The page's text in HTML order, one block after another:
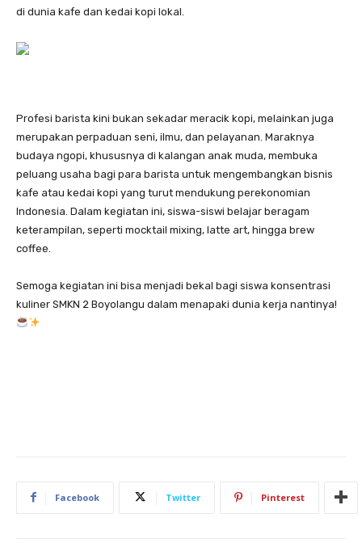
di dunia kafe dan kedai kopi lokal.
Profesi barista kini bukan sekadar meracik kopi, melainkan juga
merupakan perpaduan seni, ilmu, dan pelayanan. Maraknya
budaya ngopi, khususnya di kalangan anak muda, membuka
peluang usaha bagi para barista untuk mengembangkan bisnis
kafe atau kedai kopi yang turut mendukung perekonomian
Indonesia. Dalam kegiatan ini, siswa-siswi belajar beragam
keterampilan, seperti mocktail mixing, latte art, hingga brew
coffee.
Semoga kegiatan ini bisa menjadi bekal bagi siswa konsentrasi
kuliner SMKN 2 Boyolangu dalam menapaki dunia kerja nantinya!
Facebook Twitter Pinterest